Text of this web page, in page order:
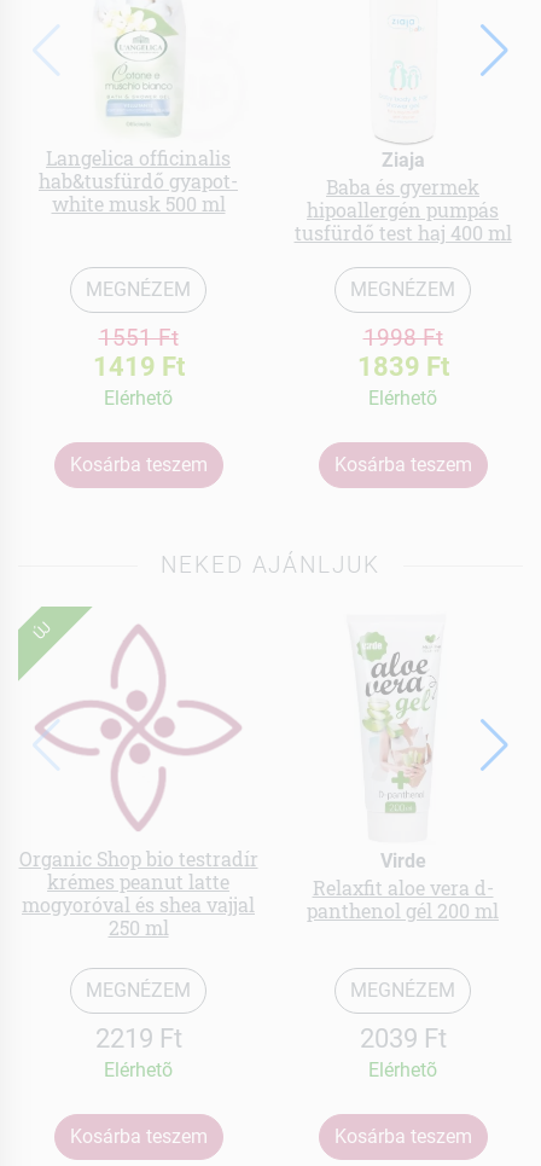
Langelica officinalis
hab&tusfürdő gyapot-
white musk 500 ml
MEGNÉZEM
1551 Ft
1419 Ft
Elérhetõ
Kosárba teszem
Ziaja
Baba és gyermek
hipoallergén pumpás
tusfürdő test haj 400 ml
MEGNÉZEM
1998 Ft
1839 Ft
Elérhetõ
Kosárba teszem
NEKED AJÁNLJUK
ÚJ
Organic Shop bio testradír
krémes peanut latte
mogyoróval és shea vajjal
250 ml
MEGNÉZEM
2219 Ft
Elérhetõ
Kosárba teszem
Virde
Relaxfit aloe vera d-
panthenol gél 200 ml
MEGNÉZEM
2039 Ft
Elérhetõ
Kosárba teszem